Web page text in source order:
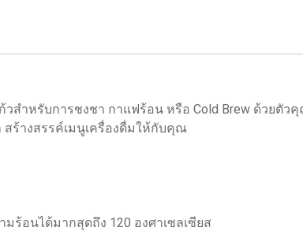
ก้วสำหรับการชงชา กาแฟร้อน หรือ Cold Brew ด้วยตั
ร้างสรรค์เมนูเครื่องดื่มให้กับคุณ
มร้อนได้มากสุดถึง 120 องศาเซลเซียส